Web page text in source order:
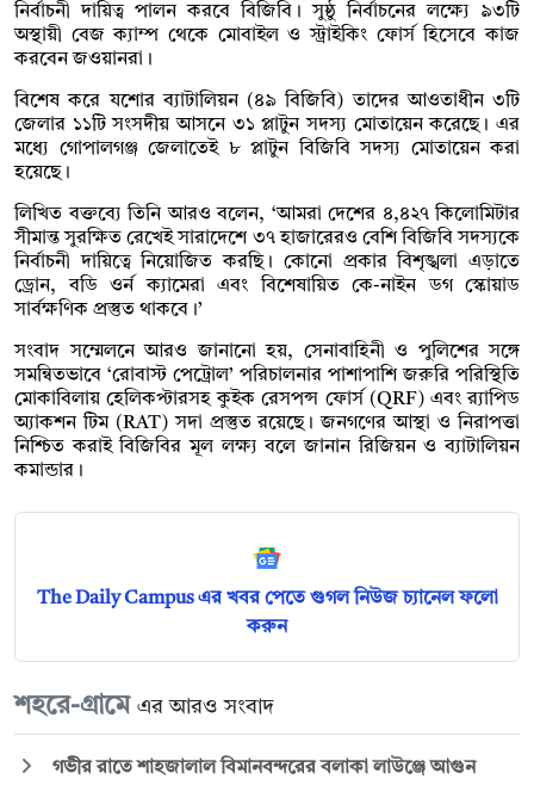
নির্বাচনী দায়িত্ব পালন করবে বিজিবি। সুষ্ঠু নির্বাচনের লক্ষ্যে ৯৩টি
অস্থায়ী বেজ ক্যাম্প থেকে মোবাইল ও স্ট্রাইকিং ফোর্স হিসেবে কাজ
করবেন জওয়ানরা।
বিশেষ করে যশোর ব্যাটালিয়ন (৪৯ বিজিবি) তাদের আওতাধীন ৩টি
জেলার ১১টি সংসদীয় আসনে ৩১ প্লাটুন সদস্য মোতায়েন করেছে। এর
মধ্যে গোপালগঞ্জ জেলাতেই ৮ প্লাটুন বিজিবি সদস্য মোতায়েন করা
হয়েছে।
লিখিত বক্তব্যে তিনি আরও বলেন, ‘আমরা দেশের ৪,৪২৭ কিলোমিটার
সীমান্ত সুরক্ষিত রেখেই সারাদেশে ৩৭ হাজারেরও বেশি বিজিবি সদস্যকে
নির্বাচনী দায়িত্বে নিয়োজিত করছি। কোনো প্রকার বিশৃঙ্খলা এড়াতে
ড্রোন, বডি ওর্ন ক্যামেরা এবং বিশেষায়িত কে-নাইন ডগ স্কোয়াড
সার্বক্ষণিক প্রস্তুত থাকবে।’
সংবাদ সম্মেলনে আরও জানানো হয়, সেনাবাহিনী ও পুলিশের সঙ্গে
সমন্বিতভাবে ‘রোবাস্ট পেট্রোল’ পরিচালনার পাশাপাশি জরুরি পরিস্থিতি
মোকাবিলায় হেলিকপ্টারসহ কুইক রেসপন্স ফোর্স (QRF) এবং র‍্যাপিড
অ্যাকশন টিম (RAT) সদা প্রস্তুত রয়েছে। জনগণের আস্থা ও নিরাপত্তা
নিশ্চিত করাই বিজিবির মূল লক্ষ্য বলে জানান রিজিয়ন ও ব্যাটালিয়ন
কমান্ডার।
The Daily Campus এর খবর পেতে গুগল নিউজ চ্যানেল ফলো
করুন
শহরে-গ্রামে এর আরও সংবাদ
গভীর রাতে শাহজালাল বিমানবন্দরের বলাকা লাউঞ্জে আগুন